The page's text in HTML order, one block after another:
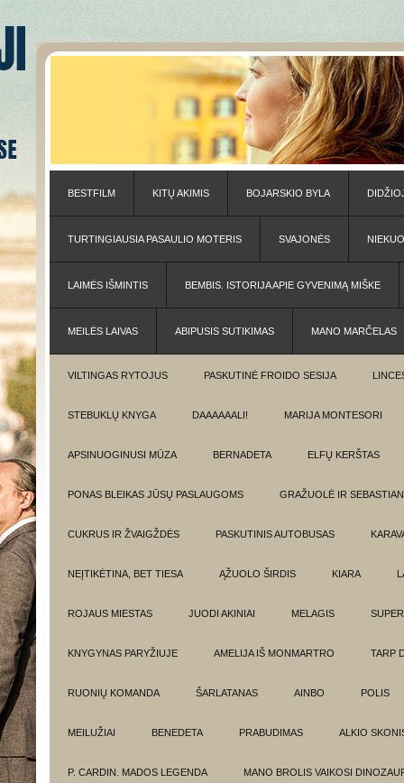
BESTFILM KITŲ AKIMIS BOJARSKIO BYLA
TURTINGIAUSIA PASAULIO MOTERIS SVAJONĖS
LAIMĖS IŠMINTIS BEMBIS. ISTORIJA APIE GYVENIMĄ MIŠKE
MEILĖS LAIVAS ABIPUSIS SUTIKIMAS MANO MARČELAS
VILTINGAS RYTOJUS PASKUTINĖ FROIDO SESIJA
STEBUKLŲ KNYGA DAAAAAALI! MARIJA MONTESORI
APSINUOGINUSI MŪZA BERNADETA ELFŲ KERŠTAS
PONAS BLEIKAS JŪSŲ PASLAUGOMS GRAŽUOLĖ IR
CUKRUS IR ŽVAIGŽDĖS PASKUTINIS AUTOBUSAS
NEĮTIKĖTINA, BET TIESA ĄŽUOLO ŠIRDIS KIARA
ROJAUS MIESTAS JUODI AKINIAI MELAGIS
KNYGYNAS PARYŽIUJE AMELIJA IŠ MONMARTRO TARP
RUONIŲ KOMANDA ŠARLATANAS AINBO POLIS
MEILUŽIAI BENEDETA PRABUDIMAS ALKIO
P. CARDIN. MADOS LEGENDA MANO BROLIS VAIKOSI